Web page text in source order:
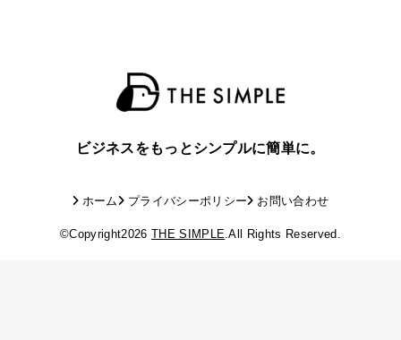
ビジネスをもっとシンプルに簡単に。
ホーム プライバシーポリシー お問い合わせ
©Copyright2026 THE SIMPLE.All Rights Reserved.